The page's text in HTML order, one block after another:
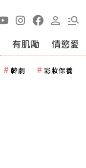
有肌勵 情慾愛
韓劇 彩妝保養